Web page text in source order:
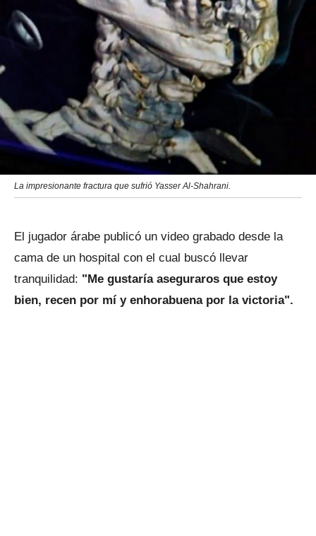
La impresionante fractura que sufrió Yasser Al-Shahrani.
El jugador árabe publicó un video grabado desde la
cama de un hospital con el cual buscó llevar
tranquilidad: "Me gustaría aseguraros que estoy
bien, recen por mí y enhorabuena por la victoria".